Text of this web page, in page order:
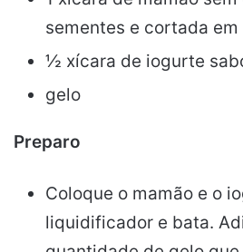
sementes e cortada
½ xícara de iogurte
gelo
Preparo
Coloque o mamão e o
liquidificador e bata.